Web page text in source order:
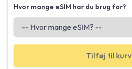
Hvor mange eSIM har du brug for?
Tilføj til kurv